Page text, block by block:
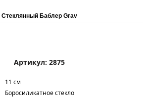
Стеклянный Баблер Grav
Артикул: 2875
11 см
Боросиликатное стекло